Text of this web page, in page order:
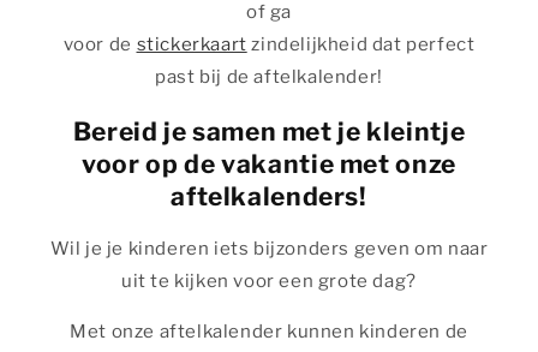
of ga
voor de stickerkaart zindelijkheid dat perfect
past bij de aftelkalender!
Bereid je samen met je kleintje
voor op de vakantie met onze
aftelkalenders!
Wil je je kinderen iets bijzonders geven om naar
uit te kijken voor een grote dag?
Met onze aftelkalender kunnen kinderen de